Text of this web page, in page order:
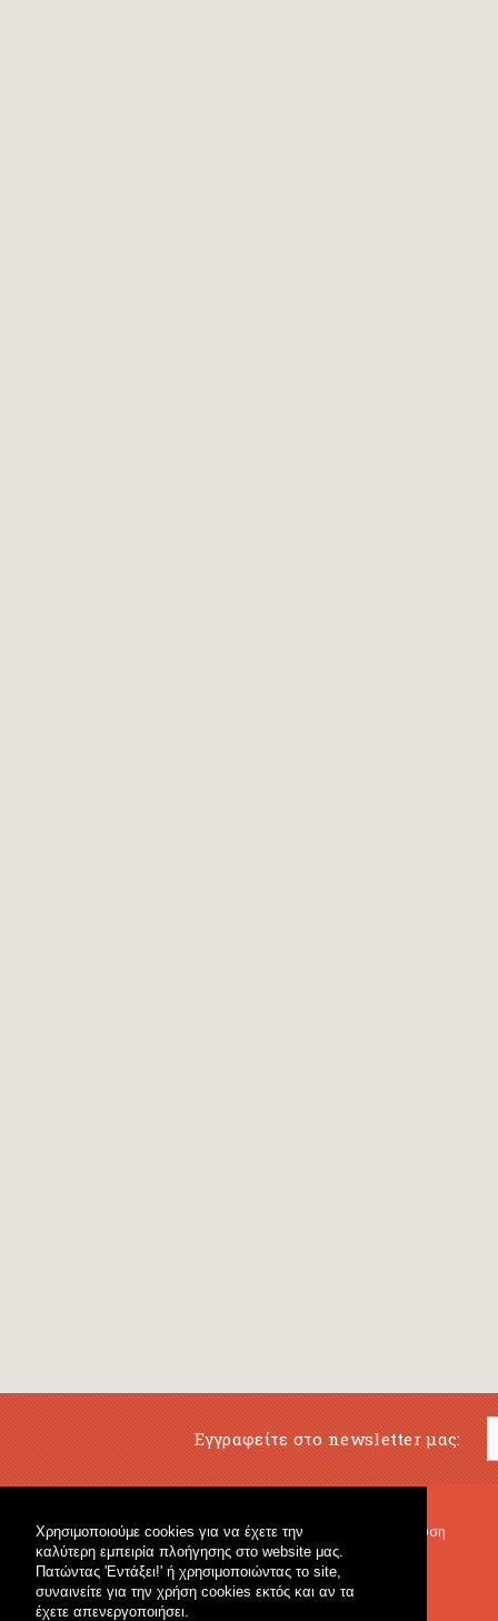
Χρησιμοποιούμε cookies για να έχετε την
καλύτερη εμπειρία πλοήγησης στο website μας.
Πατώντας 'Εντάξει!' ή χρησιμοποιώντας το site,
συναινείτε για την χρήση cookies εκτός και αν τα
έχετε απενεργοποιήσει.
Εγγραφείτε στο newsletter μας:
Μουσικό Βιβλιοπωλείο
Κρουστά & Εκπαιδευτικό Υλικό
Γενικό Βιβλιοπωλείο
Μουσική Εκπαίδευση
Fagotto Blog